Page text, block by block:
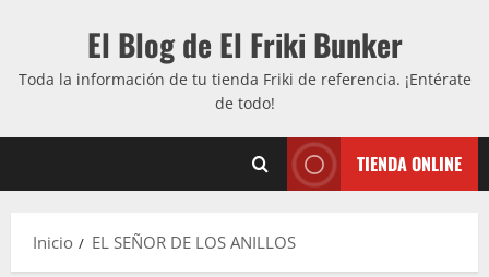
El Blog de El Friki Bunker
Toda la información de tu tienda Friki de referencia. ¡Entérate
de todo!
TIENDA ONLINE
Inicio EL SEÑOR DE LOS ANILLOS